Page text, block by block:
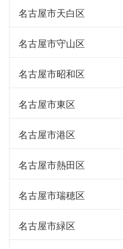
名古屋市天白区
名古屋市守山区
名古屋市昭和区
名古屋市東区
名古屋市港区
名古屋市熱田区
名古屋市瑞穂区
名古屋市緑区